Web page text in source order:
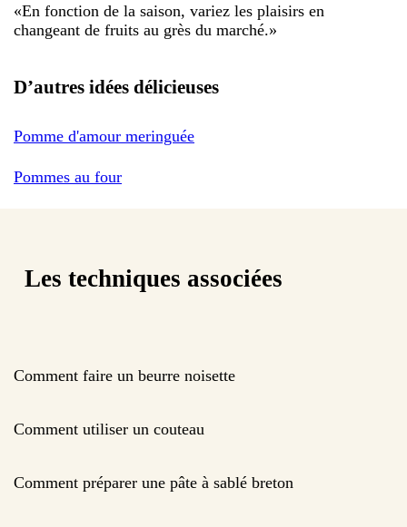
«En fonction de la saison, variez les plaisirs en
changeant de fruits au grès du marché.»
D’autres idées délicieuses
Pomme d'amour meringuée
Pommes au four
Les techniques associées
Comment faire un beurre noisette
Comment utiliser un couteau
Comment préparer une pâte à sablé breton